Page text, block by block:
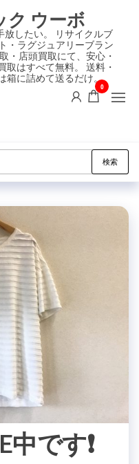
ク ウーボ
放したい。 リサイクルブ
・ラグジュアリーブラン
・店頭買取にて、安心・
取はすべて無料。 送料・
箱に詰めて送るだけ。
0
検索
です❗️